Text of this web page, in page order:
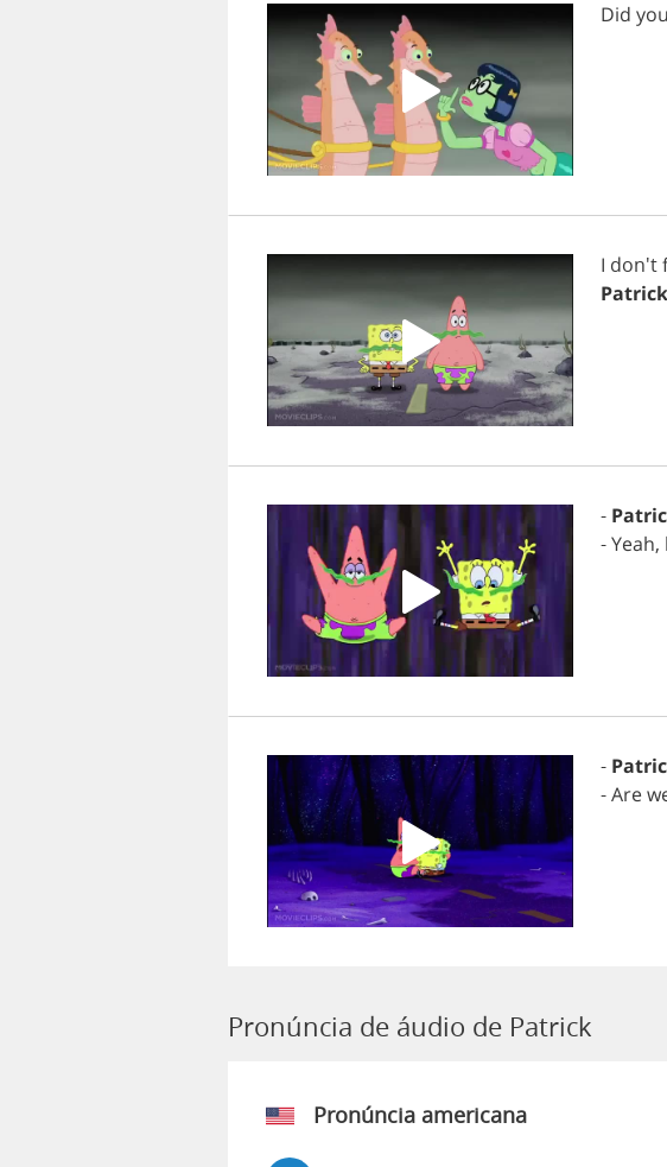
Did you
I don't
Patrick
-
-Yeah,
-
-Are
Pronúncia de áudio de Patrick
Pronúncia americana